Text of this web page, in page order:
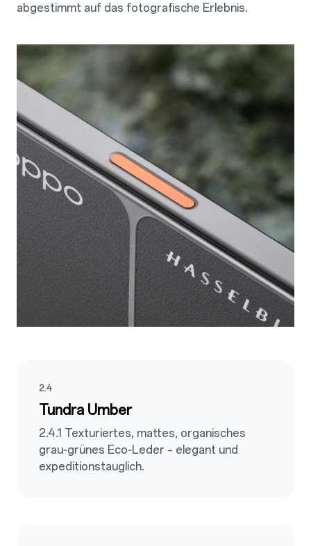
abgestimmt auf das fotografische Erlebnis.
2.4
Tundra Umber
2.4.1 Texturiertes, mattes, organisches
grau‑grünes Eco‑Leder – elegant und
expeditionstauglich.